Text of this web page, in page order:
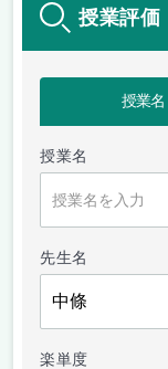
授業評価
授業名
授業名
先生名
楽単度